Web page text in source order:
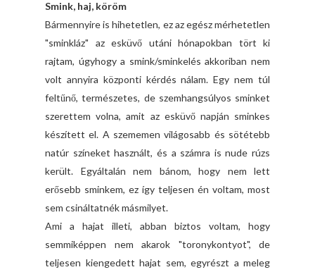
Smink, haj, köröm
Bármennyire is hihetetlen, ez az egész mérhetetlen
"sminkláz" az esküvő utáni hónapokban tört ki
rajtam, úgyhogy a smink/sminkelés akkoriban nem
volt annyira központi kérdés nálam. Egy nem túl
feltűnő, természetes, de szemhangsúlyos sminket
szerettem volna, amit az esküvő napján sminkes
készített el. A szememen világosabb és sötétebb
natúr színeket használt, és a számra is nude rúzs
került. Egyáltalán nem bánom, hogy nem lett
erősebb sminkem, ez így teljesen én voltam, most
sem csináltatnék másmilyet.
Ami a hajat illeti, abban biztos voltam, hogy
semmiképpen nem akarok "toronykontyot", de
teljesen kiengedett hajat sem, egyrészt a meleg